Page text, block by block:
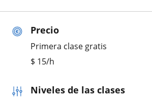
Precio
Primera clase gratis
$ 15/h
Niveles de las clases